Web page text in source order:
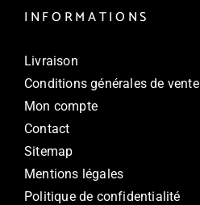
INFORMATIONS
Livraison
Conditions générales de vente
Mon compte
Contact
Sitemap
Mentions légales
Politique de confidentialité